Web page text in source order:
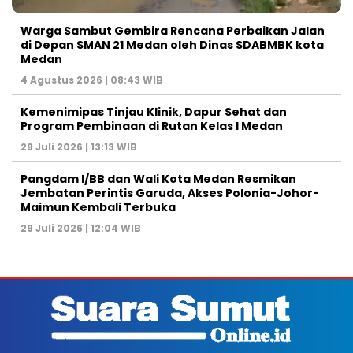
Warga Sambut Gembira Rencana Perbaikan Jalan
di Depan SMAN 21 Medan oleh Dinas SDABMBK kota
Medan
4 Agustus 2026 | 08:43 WIB
Kemenimipas Tinjau Klinik, Dapur Sehat dan
Program Pembinaan di Rutan Kelas I Medan
29 Juli 2026 | 13:13 WIB
Pangdam I/BB dan Wali Kota Medan Resmikan
Jembatan Perintis Garuda, Akses Polonia-Johor-
Maimun Kembali Terbuka
29 Juli 2026 | 12:04 WIB